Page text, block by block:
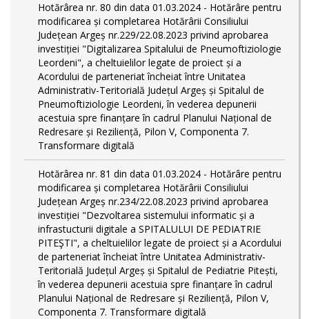
Hotărârea nr. 80 din data 01.03.2024 - Hotărâre pentru
modificarea și completarea Hotărârii Consiliului
Județean Argeș nr.229/22.08.2023 privind aprobarea
investiției "Digitalizarea Spitalului de Pneumoftiziologie
Leordeni", a cheltuielilor legate de proiect și a
Acordului de parteneriat încheiat între Unitatea
Administrativ-Teritorială Județul Argeș și Spitalul de
Pneumoftiziologie Leordeni, în vederea depunerii
acestuia spre finanțare în cadrul Planului Național de
Redresare și Reziliență, Pilon V, Componenta 7.
Transformare digitală
Hotărârea nr. 81 din data 01.03.2024 - Hotărâre pentru
modificarea și completarea Hotărârii Consiliului
Județean Argeș nr.234/22.08.2023 privind aprobarea
investiției "Dezvoltarea sistemului informatic și a
infrastucturii digitale a SPITALULUI DE PEDIATRIE
PITEŞTI", a cheltuielilor legate de proiect și a Acordului
de parteneriat încheiat între Unitatea Administrativ-
Teritorială Județul Argeș și Spitalul de Pediatrie Pitești,
în vederea depunerii acestuia spre finanțare în cadrul
Planului Național de Redresare și Reziliență, Pilon V,
Componenta 7. Transformare digitală